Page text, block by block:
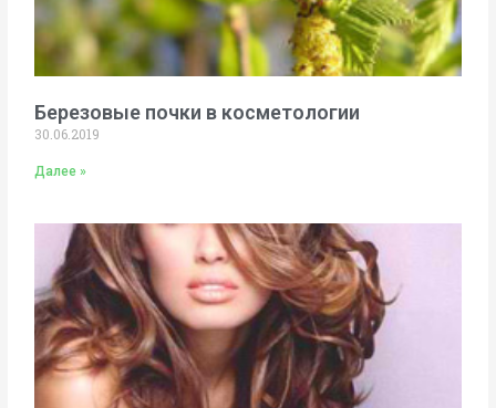
Березовые почки в косметологии
30.06.2019
Далее »